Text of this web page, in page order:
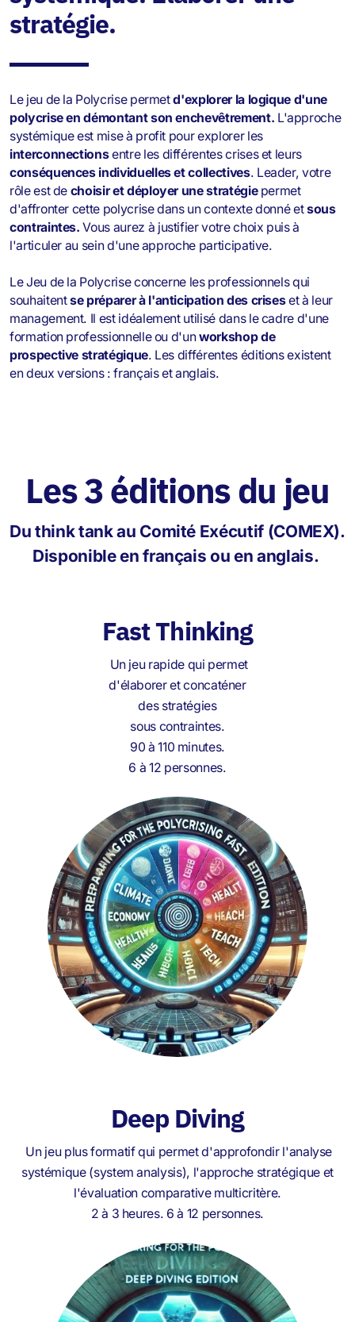
stratégie.
Le jeu de la Polycrise permetd'explorer la logique d'une
polycrise en démontant son enchevêtrement. L'approche
systémique est mise à profit pour explorer les
interconnectionsentre les différentes crises et leurs
conséquences individuelles et collectives. Leader, votre
rôle est de choisir et déployer une stratégiepermet
d'affronter cette polycrise dans un contexte donné etsous
contraintes. Vous aurez à justifier votre choix puis à
l'articuler au sein d'une approche participative.
Le Jeu de la Polycrise concerne les professionnels qui
souhaitentse préparer à l'anticipation des criseset à leur
management. Il est idéalement utilisé dans le cadre d'une
formation professionnelle ou d'unworkshop de
prospective stratégique. Les différentes éditions existent
en deux versions : français et anglais.
Les 3 éditions du jeu
Du think tank au Comité Exécutif (COMEX).
Disponible en français ou en anglais.
Fast Thinking
Un jeu rapide qui permet
d'élaborer et concaténer
des stratégies
sous contraintes.
90 à 110 minutes.
6 à 12 personnes.
Deep Diving
Un jeu plus formatif qui permet d'approfondir l'analyse
systémique (system analysis), l'approche stratégique et
l'évaluation comparative multicritère.
2 à 3 heures. 6 à 12 personnes.